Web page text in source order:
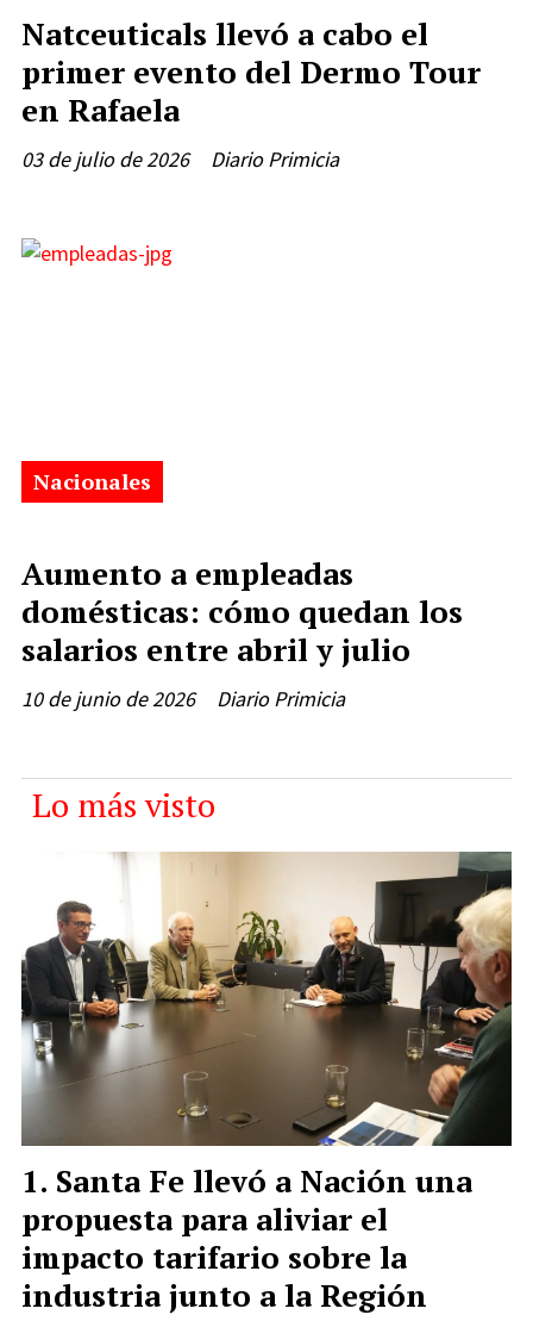
Natceuticals llevó a cabo el
primer evento del Dermo Tour
en Rafaela
Diario Primicia
03 de julio de 2026
Aumento a empleadas
domésticas: cómo quedan los
salarios entre abril y julio
Diario Primicia
Nacionales
10 de junio de 2026
Lo más visto
Santa Fe llevó a Nación una
propuesta para aliviar el
impacto tarifario sobre la
industria junto a la Región